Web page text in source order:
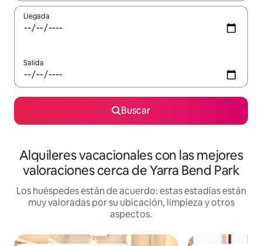
Llegada
Salida
Buscar
Alquileres vacacionales con las mejores
valoraciones cerca de Yarra Bend Park
Los huéspedes están de acuerdo: estas estadías están
muy valoradas por su ubicación, limpieza y otros
aspectos.